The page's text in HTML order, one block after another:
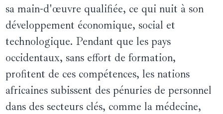
sa main-d'œuvre qualifiée, ce qui nuit à son
développement économique, social et
technologique. Pendant que les pays
occidentaux, sans effort de formation,
profitent de ces compétences, les nations
africaines subissent des pénuries de personnel
dans des secteurs clés, comme la médecine,